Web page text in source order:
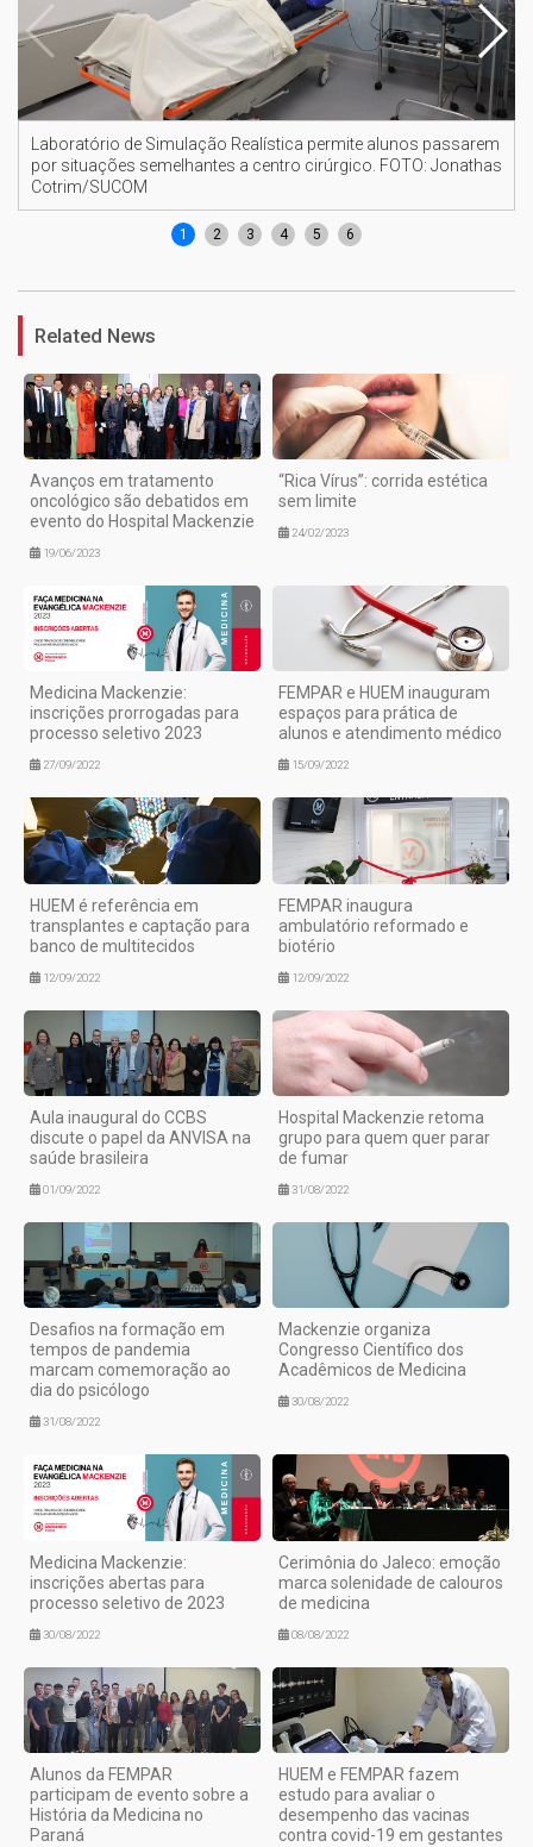
Laboratório de Simulação Realística permite alunos passarem
por situações semelhantes a centro cirúrgico. FOTO: Jonathas
Cotrim/SUCOM
1 2 3 4 5 6
Related News
Avanços em tratamento
oncológico são debatidos em
evento do Hospital Mackenzie
19/06/2023
“Rica Vírus”: corrida estética
sem limite
24/02/2023
Medicina Mackenzie:
inscrições prorrogadas para
processo seletivo 2023
27/09/2022
FEMPAR e HUEM inauguram
espaços para prática de
alunos e atendimento médico
15/09/2022
HUEM é referência em
transplantes e captação para
banco de multitecidos
12/09/2022
FEMPAR inaugura
ambulatório reformado e
biotério
12/09/2022
Aula inaugural do CCBS
discute o papel da ANVISA na
saúde brasileira
01/09/2022
Hospital Mackenzie retoma
grupo para quem quer parar
de fumar
31/08/2022
Desafios na formação em
tempos de pandemia
marcam comemoração ao
dia do psicólogo
31/08/2022
Mackenzie organiza
Congresso Científico dos
Acadêmicos de Medicina
30/08/2022
Medicina Mackenzie:
inscrições abertas para
processo seletivo de 2023
30/08/2022
Cerimônia do Jaleco: emoção
marca solenidade de calouros
de medicina
08/08/2022
Alunos da FEMPAR
participam de evento sobre a
História da Medicina no
Paraná
HUEM e FEMPAR fazem
estudo para avaliar o
desempenho das vacinas
contra covid-19 em gestantes